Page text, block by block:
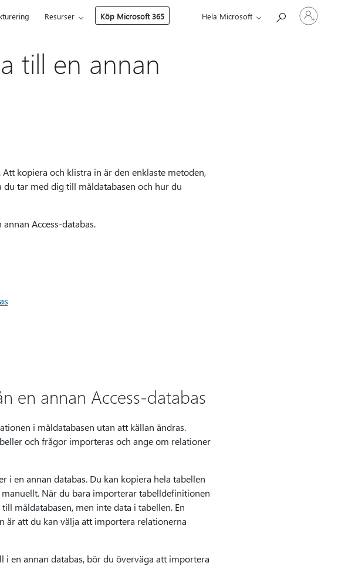
Resurser Köp Microsoft 365 Hela Microsoft
Logga
in
till en annan
kopiera och klistra in är den enklaste metoden,
tar med dig till måldatabasen och hur du
Access-databas.
en annan Access-databas
i måldatabasen utan att källan ändras.
och frågor importeras och ange om relationer
en annan databas. Du kan kopiera hela tabellen
När du bara importerar tabelldefinitionen
måldatabasen, men inte data i tabellen. En
att du kan välja att importera relationerna
en annan databas, bör du överväga att importera